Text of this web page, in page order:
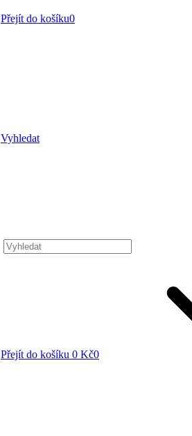
Přejít do košíku0
Vyhledat
Přejít do košíku 0 Kč0